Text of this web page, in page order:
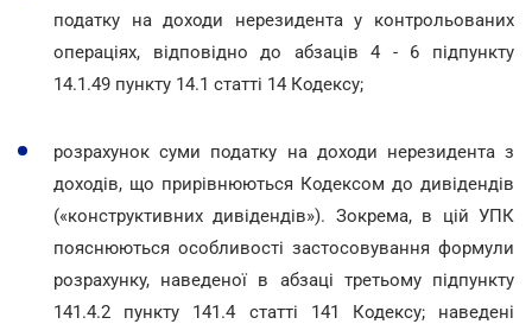
податку на доходи нерезидента у контрольованих
операціях, відповідно до абзаців 4 - 6 підпункту
14.1.49 пункту 14.1 статті 14 Кодексу;
розрахунок суми податку на доходи нерезидента з
доходів, що прирівнюються Кодексом до дивідендів
(«конструктивних дивідендів»). Зокрема, в цій УПК
пояснюються особливості застосовування формули
розрахунку, наведеної в абзаці третьому підпункту
141.4.2 пункту 141.4 статті 141 Кодексу; наведені